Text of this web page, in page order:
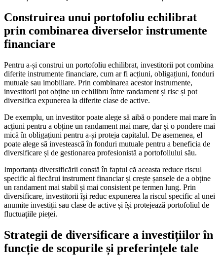
Construirea unui portofoliu echilibrat
prin combinarea diverselor instrumente
financiare
Pentru a-și construi un portofoliu echilibrat, investitorii pot combina
diferite instrumente financiare, cum ar fi acțiuni, obligațiuni, fonduri
mutuale sau imobiliare. Prin combinarea acestor instrumente,
investitorii pot obține un echilibru între randament și risc și pot
diversifica expunerea la diferite clase de active.
De exemplu, un investitor poate alege să aibă o pondere mai mare în
acțiuni pentru a obține un randament mai mare, dar și o pondere mai
mică în obligațiuni pentru a-și proteja capitalul. De asemenea, el
poate alege să investească în fonduri mutuale pentru a beneficia de
diversificare și de gestionarea profesionistă a portofoliului său.
Importanța diversificării constă în faptul că aceasta reduce riscul
specific al fiecărui instrument financiar și crește șansele de a obține
un randament mai stabil și mai consistent pe termen lung. Prin
diversificare, investitorii își reduc expunerea la riscul specific al unei
anumite investiții sau clase de active și își protejează portofoliul de
fluctuațiile pieței.
Strategii de diversificare a investițiilor în
funcție de scopurile și preferințele tale